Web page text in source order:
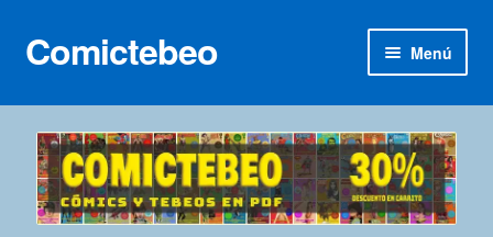
Ir
a
Ir
al
Comictebeo Menú
Inicio
Categorías
Franco-Belga